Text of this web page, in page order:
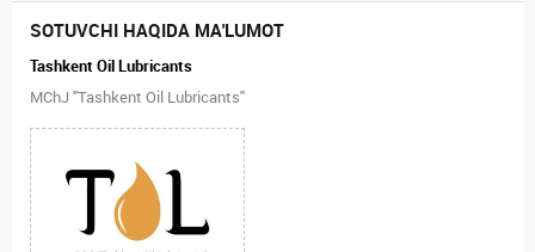
SOTUVCHI HAQIDA MA'LUMOT
Tashkent Oil Lubricants
MChJ "Tashkent Oil Lubricants"